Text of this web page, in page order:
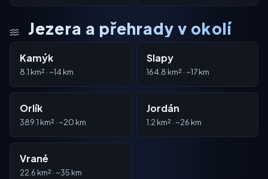
Jezera a přehrady v okolí
Kamýk
8.1 km² · ~14 km
Slapy
164.8 km² · ~17 km
Orlík
389.1 km² · ~20 km
Jordán
1.2 km² · ~26 km
Vrané
22.6 km² · ~35 km